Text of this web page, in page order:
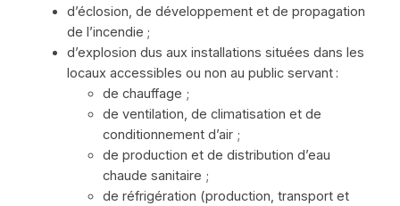
d’éclosion, de développement et de propagation
de l’incendie ;
d’explosion dus aux installations situées dans les
locaux accessibles ou non au public servant :
de chauffage ;
de ventilation, de climatisation et de
conditionnement d’air ;
de production et de distribution d’eau
chaude sanitaire ;
de réfrigération (production, transport et